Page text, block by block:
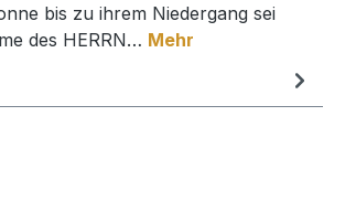
bis zu ihrem Niedergang sei
des HERRN… Mehr